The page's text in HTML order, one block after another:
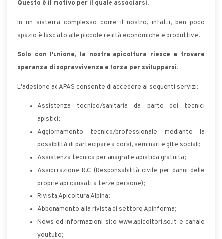
Questo è il motivo per il quale associarsi.
In un sistema complesso come il nostro, infatti, ben poco
spazio è lasciato alle piccole realtà economiche e produttive.
Solo con l'unione, la nostra apicoltura riesce a trovare
speranza di sopravvivenza e forza per svilupparsi.
L'adesione ad APAS consente di accedere ai seguenti servizi:
Assistenza tecnico/sanitaria da parte dei tecnici
apistici;
Aggiornamento tecnico/professionale mediante la
possibilità di partecipare a corsi, seminari e gite sociali;
Assistenza tecnica per anagrafe apistica gratuita;
Assicurazione R.C (Responsabilità civile per danni delle
proprie api causati a terze persone);
Rivista Apicoltura Alpina;
Abbonamento alla rivista di settore Apinforma;
News ed informazioni sito www.apicoltori.so.it e canale
youtube;